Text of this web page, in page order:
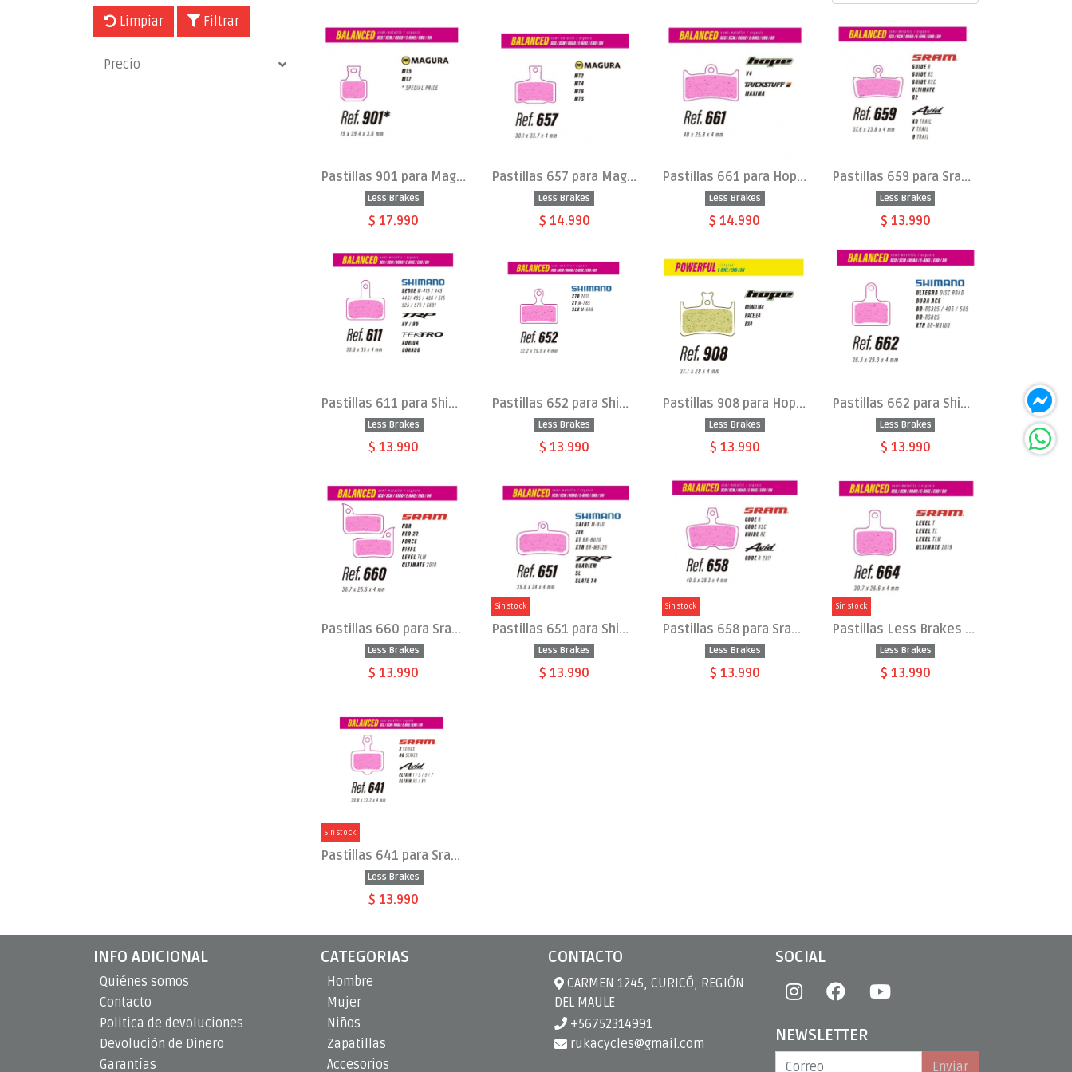
Limpiar Filtrar
Precio
Pastillas 901 para Magura MT5-MT7
Less Brakes
$ 17.990
Pastillas 657 para Magura MT2, MT4, MT6, MT Sport
Less Brakes
$ 14.990
Pastillas 661 para Hope V4
Less Brakes
$ 14.990
Pastillas 659 para Sram Guide, Ultimate, G2
Less Brakes
$ 13.990
Pastillas 611 para Shimano Deore, TRP, Tektro
Less Brakes
$ 13.990
Pastillas 652 para Shimano XTR, XT, SLX.
Less Brakes
$ 13.990
Pastillas 908 para Hope E4
Less Brakes
$ 13.990
Pastillas 662 para Shimano Ultegra, Dura Ace, XTR
Less Brakes
$ 13.990
Pastillas 660 para Sram HDR-Red22-Force-Rival-Level-Ultimate
Less Brakes
$ 13.990
Sin stock
Pastillas 651 para Shimano Saint, Zee, XT, XTR
Less Brakes
$ 13.990
Sin stock
Pastillas 658 para Sram Code, Guide RE
Less Brakes
$ 13.990
Sin stock
Pastillas Less Brakes 664 para Sram Level-Ultimate
Less Brakes
$ 13.990
Sin stock
Pastillas 641 para Sram Red, Force, Rival AXS, Level T, TL,
Less Brakes
$ 13.990
INFO ADICIONAL
Quiénes somos
Contacto
Politica de devoluciones
Devolución de Dinero
Garantías
CATEGORIAS
Hombre
Mujer
Niños
Zapatillas
Accesorios
CONTACTO
CARMEN 1245, CURICÓ, REGIÓN
DEL MAULE
+56752314991
rukacycles@gmail.com
SOCIAL
NEWSLETTER
Enviar